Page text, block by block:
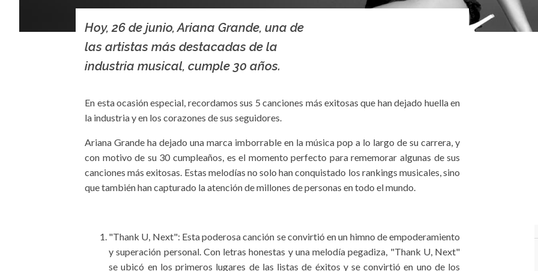
Hoy, 26 de junio, Ariana Grande, una de
las artistas más destacadas de la
industria musical, cumple 30 años.
En esta ocasión especial, recordamos sus 5 canciones más exitosas que han dejado huella en
la industria y en los corazones de sus seguidores.
Ariana Grande ha dejado una marca imborrable en la música pop a lo largo de su carrera, y
con motivo de su 30 cumpleaños, es el momento perfecto para rememorar algunas de sus
canciones más exitosas. Estas melodías no solo han conquistado los rankings musicales, sino
que también han capturado la atención de millones de personas en todo el mundo.
"Thank U, Next": Esta poderosa canción se convirtió en un himno de empoderamiento
y superación personal. Con letras honestas y una melodía pegadiza, "Thank U, Next"
se ubicó en los primeros lugares de las listas de éxitos y se convirtió en uno de los